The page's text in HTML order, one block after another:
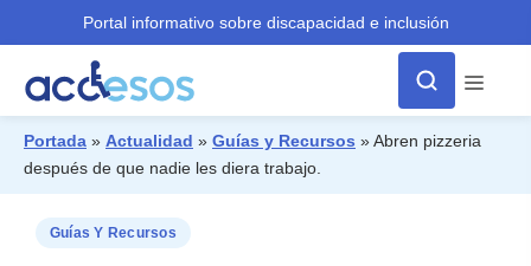
Portal informativo sobre discapacidad e inclusión
Menú
¿Qué buscas?
Portada » Actualidad » Guías y Recursos »Abren pizzeria
después de que nadie les diera trabajo.
Guías Y Recursos